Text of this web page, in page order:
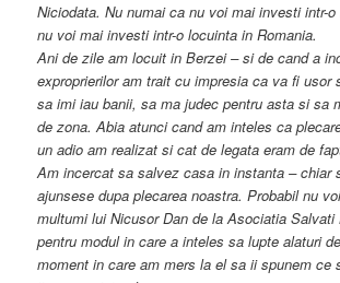
Niciodata. Nu numai ca nu voi mai investi intr-
nu voi mai investi intr-o locuinta in Romania.
Ani de zile am locuit in Berzei – si de cand a
exproprierilor am trait cu impresia ca va fi usor
sa imi iau banii, sa ma judec pentru asta si sa
de zona. Abia atunci cand am inteles ca
un adio am realizat si cat de legata eram de
Am incercat sa salvez casa in instanta – chiar
ajunsese dupa plecarea noastra. Probabil nu
multumi lui Nicusor Dan de la Asociatia Salvati
pentru modul in care a inteles sa lupte alaturi
moment in care am mers la el sa ii spunem ce